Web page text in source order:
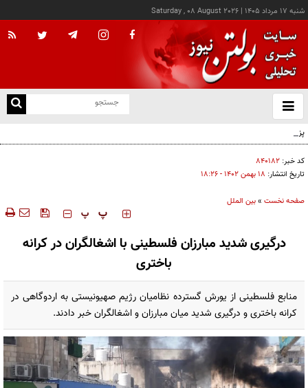
شنبه ۱۷ مرداد ۱۴۰۵ |
Saturday , 08 August 2026
باز
و
پزشکیان: خدمت بی‌منت و مشارکت مردمی، پایه حل مشکلات کشور است
کد خبر: ۸۴۰۱۸۲
تاریخ انتشار: ۱۸ بهمن ۱۴۰۲ - ۱۸:۲۶
صفحه نخست »بین الملل
‍‍‍ پ پ
درگیری شدید مبارزان فلسطینی با اشغالگران در کرانه
باختری
منابع فلسطینی از یورش گسترده نظامیان رژیم صهیونیستی به اردوگاهی در
کرانه باختری و درگیری شدید میان مبارزان و اشغالگران خبر دادند.